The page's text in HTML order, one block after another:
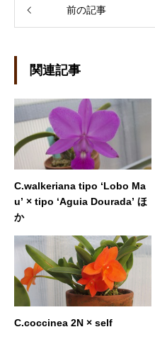
前の記事
関連記事
C.walkeriana tipo ‘Lobo Ma
u’ × tipo ‘Aguia Dourada’ ほ
か
C.coccinea 2N × self